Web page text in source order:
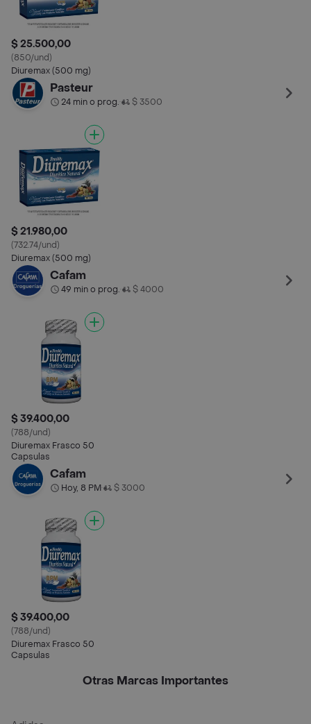
$ 25.500,00
(850/und)
Diuremax (500 mg)
Pasteur
24 min o prog.• $ 3500
$ 21.980,00
(732.74/und)
Diuremax (500 mg)
Cafam
49 min o prog.• $ 4000
$ 39.400,00
(788/und)
Diuremax Frasco 50
Capsulas
Cafam
Hoy, 8 PM• $ 3000
$ 39.400,00
(788/und)
Diuremax Frasco 50
Capsulas
Otras Marcas Importantes